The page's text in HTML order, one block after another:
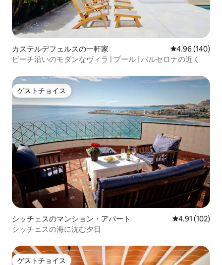
カステルデフェルスの一軒家 レビュー140
4.96 (140)
ビーチ沿いのモダンなヴィラ | プール | バルセロナの近く
ゲストチョイス
ゲストチョイス
シッチェスのマンション・アパート レビュー102
4.91 (102)
シッチェスの海に沈む夕日
ゲストチョイス